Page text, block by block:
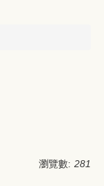
瀏覽數: 281